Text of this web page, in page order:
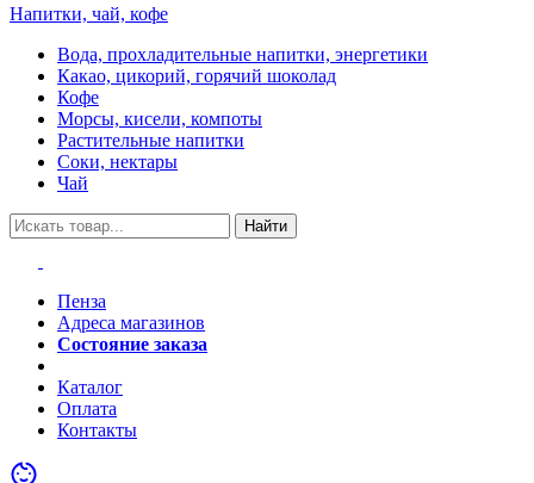
Напитки, чай, кофе
Вода, прохладительные напитки, энергетики
Какао, цикорий, горячий шоколад
Кофе
Морсы, кисели, компоты
Растительные напитки
Соки, нектары
Чай
Найти
Пенза
Адреса магазинов
Состояние заказа
Каталог
Оплата
Контакты